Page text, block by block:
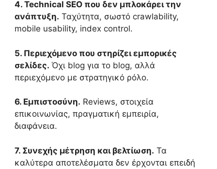
4. Technical SEO που δεν μπλοκάρει την
ανάπτυξη. Ταχύτητα, σωστό crawlability,
mobile usability, index control.
5. Περιεχόμενο που στηρίζει εμπορικές
σελίδες. Όχι blog για το blog, αλλά
περιεχόμενο με στρατηγικό ρόλο.
6. Εμπιστοσύνη. Reviews, στοιχεία
επικοινωνίας, πραγματική εμπειρία,
διαφάνεια.
7. Συνεχής μέτρηση και βελτίωση. Τα
καλύτερα αποτελέσματα δεν έρχονται επειδή